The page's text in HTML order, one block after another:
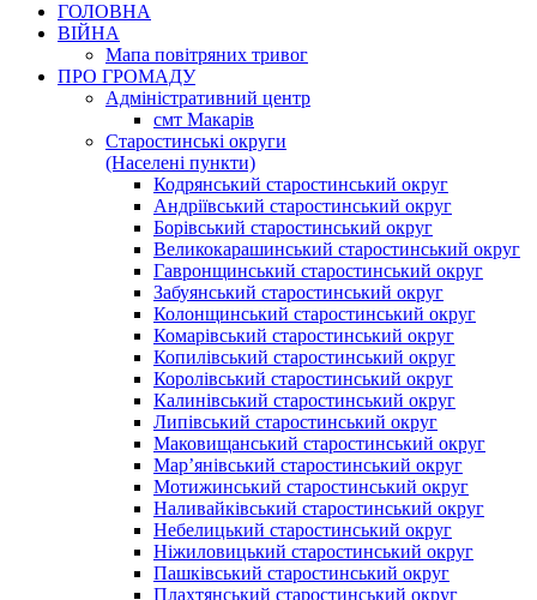
ГОЛОВНА
ВІЙНА
Мапа повітряних тривог
ПРО ГРОМАДУ
Aдміністративний центр
смт Макарів
Старостинські округи
(Населені пункти)
Кодрянський старостинський округ
Андріївський старостинський округ
Борівський старостинський округ
Великокарашинський старостинський округ
Гавронщинський старостинський округ
Забуянський старостинський округ
Колонщинський старостинський округ
Комарівський старостинський округ
Копилівський старостинський округ
Королівський старостинський округ
Калинівський старостинський округ
Липівський старостинський округ
Маковищанський старостинський округ
Мар’янівський старостинський округ
Мотижинський старостинський округ
Наливайківський старостинський округ
Небелицький старостинський округ
Ніжиловицький старостинський округ
Пашківський старостинський округ
Плахтянський старостинський округ